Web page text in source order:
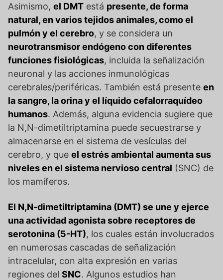
Asimismo, el DMT está presente, de forma
natural, en varios tejidos animales, como el
pulmón y el cerebro, y se considera un
neurotransmisor endógeno con diferentes
funciones fisiológicas, incluida la señalización
neuronal y las acciones inmunológicas
cerebrales/periféricas. También está presente en
la sangre, la orina y el líquido cefalorraquídeo
humanos. Además, alguna evidencia sugiere que
la N,N-dimetiltriptamina puede secuestrarse y
almacenarse en el sistema de vesículas del
cerebro, y que el estrés ambiental aumenta sus
niveles en el sistema nervioso central (SNC) de
los mamíferos.
El N,N-dimetiltriptamina (DMT) se une y ejerce
una actividad agonista sobre receptores de
serotonina (5-HT), los cuales están involucrados
en numerosas cascadas de señalización
intracelular, con alta expresión en varias
regiones del SNC. Algunos estudios han